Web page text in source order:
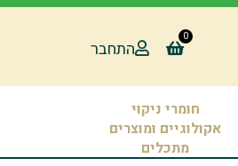
0
התחבר
חומרי ניקוי
אקולוגיים ומוצרים
מתכלים